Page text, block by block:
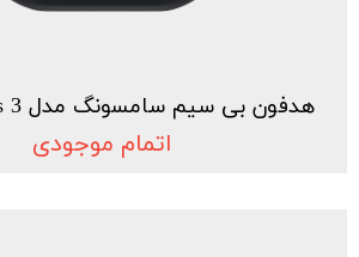
هدفون بی سیم سامسونگ مدل Galaxy Buds 3
اتمام موجودی